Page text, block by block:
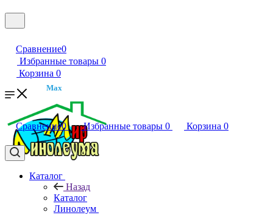
Сравнение0
Избранные товары 0
Корзина 0
Max
Сравнение0 Избранные товары 0 Корзина 0
Каталог
Назад
Каталог
Линолеум